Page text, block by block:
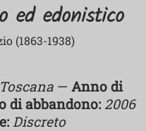
ed edonistico
(1863-1938)
— Anno di
di abbandono: 2006
Discreto